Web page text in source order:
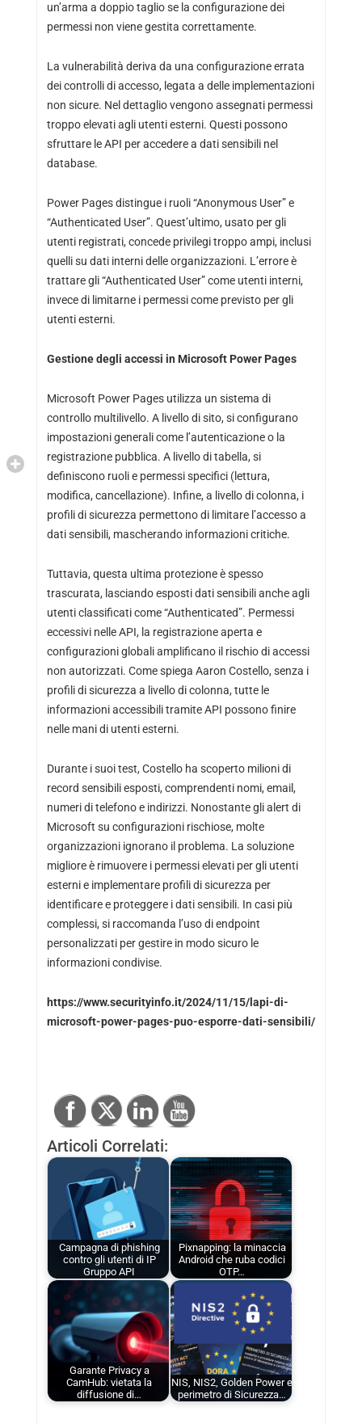
un’arma a doppio taglio se la configurazione dei
permessi non viene gestita correttamente.
La vulnerabilità deriva da una configurazione errata
dei controlli di accesso, legata a delle implementazioni
non sicure. Nel dettaglio vengono assegnati permessi
troppo elevati agli utenti esterni. Questi possono
sfruttare le API per accedere a dati sensibili nel
database.
Power Pages distingue i ruoli “Anonymous User” e
“Authenticated User”. Quest’ultimo, usato per gli
utenti registrati, concede privilegi troppo ampi, inclusi
quelli su dati interni delle organizzazioni. L’errore è
trattare gli “Authenticated User” come utenti interni,
invece di limitarne i permessi come previsto per gli
utenti esterni.
Gestione degli accessi in Microsoft Power Pages
Microsoft Power Pages utilizza un sistema di
controllo multilivello. A livello di sito, si configurano
impostazioni generali come l’autenticazione o la
registrazione pubblica. A livello di tabella, si
definiscono ruoli e permessi specifici (lettura,
modifica, cancellazione). Infine, a livello di colonna, i
profili di sicurezza permettono di limitare l’accesso a
dati sensibili, mascherando informazioni critiche.
Tuttavia, questa ultima protezione è spesso
trascurata, lasciando esposti dati sensibili anche agli
utenti classificati come “Authenticated”. Permessi
eccessivi nelle API, la registrazione aperta e
configurazioni globali amplificano il rischio di accessi
non autorizzati. Come spiega Aaron Costello, senza i
profili di sicurezza a livello di colonna, tutte le
informazioni accessibili tramite API possono finire
nelle mani di utenti esterni.
Durante i suoi test, Costello ha scoperto milioni di
record sensibili esposti, comprendenti nomi, email,
numeri di telefono e indirizzi. Nonostante gli alert di
Microsoft su configurazioni rischiose, molte
organizzazioni ignorano il problema. La soluzione
migliore è rimuovere i permessi elevati per gli utenti
esterni e implementare profili di sicurezza per
identificare e proteggere i dati sensibili. In casi più
complessi, si raccomanda l’uso di endpoint
personalizzati per gestire in modo sicuro le
informazioni condivise.
https://www.securityinfo.it/2024/11/15/lapi-di-
microsoft-power-pages-puo-esporre-dati-sensibili/
Articoli Correlati:
Campagna di phishing
contro gli utenti di IP
Gruppo API
Pixnapping: la minaccia
Android che ruba codici
OTP…
Garante Privacy a
CamHub: vietata la
diffusione di…
NIS, NIS2, Golden Power e
perimetro di Sicurezza…